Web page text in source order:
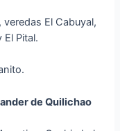
El Cabuyal,
El Pital.
de Quilichao